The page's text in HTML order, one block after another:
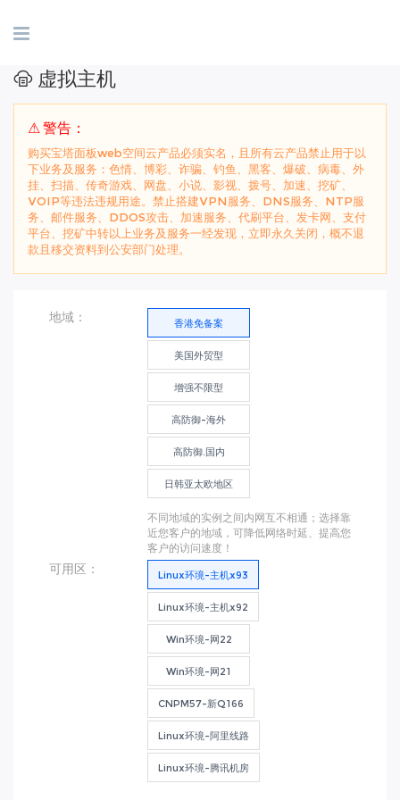
虚拟主机
⚠ 警告：
购买宝塔面板web空间云产品必须实名，且所有云产品禁止用于以
下业务及服务：色情、博彩、诈骗、钓鱼、黑客、爆破、病毒、外
挂、扫描、传奇游戏、网盘、小说、影视、拨号、加速、挖矿、
VOIP等违法违规用途。禁止搭建VPN服务、DNS服务、NTP服
务、邮件服务、DDOS攻击、加速服务、代刷平台、发卡网、支付
平台、挖矿中转以上业务及服务一经发现，立即永久关闭，概不退
款且移交资料到公安部门处理。
地域： 香港免备案
美国外贸型
增强不限型
高防御-海外
高防御.国内
日韩亚太欧地区
不同地域的实例之间内网互不相通；选择靠
近您客户的地域，可降低网络时延、提高您
客户的访问速度！
可用区： Linux环境-主机x93
Linux环境-主机x92
Win环境-网22
Win环境-网21
CNPM57-新Q166
Linux环境-阿里线路
Linux环境-腾讯机房